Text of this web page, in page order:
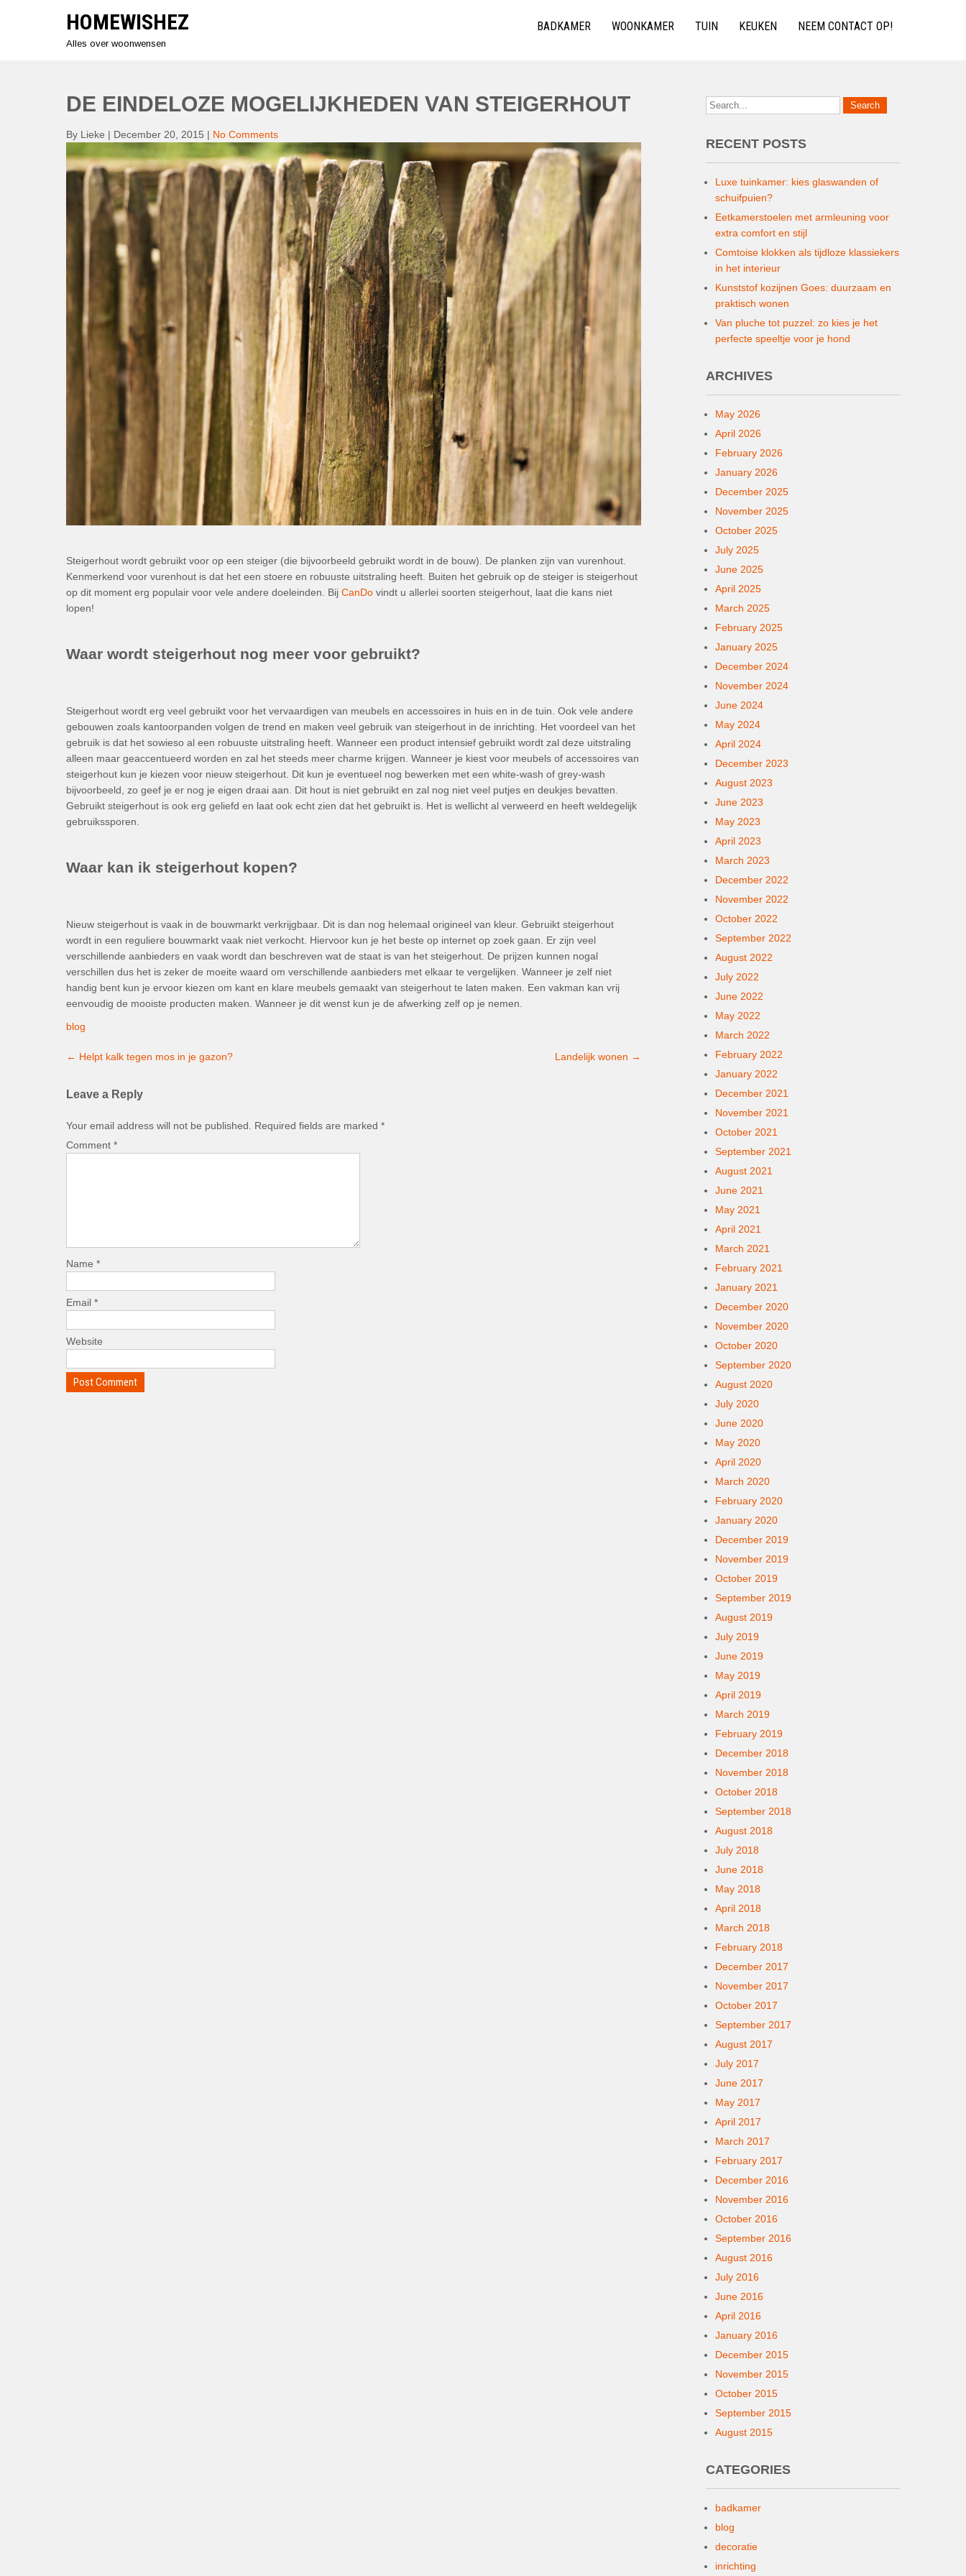
HOMEWISHEZ
Alles over woonwensen
BADKAMER WOONKAMER TUIN KEUKEN NEEM CONTACT OP!
DE EINDELOZE MOGELIJKHEDEN VAN STEIGERHOUT
By Lieke | December 20, 2015 | No Comments
Steigerhout wordt gebruikt voor op een steiger (die bijvoorbeeld gebruikt wordt in de bouw). De planken zijn van vurenhout.
Kenmerkend voor vurenhout is dat het een stoere en robuuste uitstraling heeft. Buiten het gebruik op de steiger is steigerhout
op dit moment erg populair voor vele andere doeleinden. Bij CanDo vindt u allerlei soorten steigerhout, laat die kans niet
lopen!
Waar wordt steigerhout nog meer voor gebruikt?
Steigerhout wordt erg veel gebruikt voor het vervaardigen van meubels en accessoires in huis en in de tuin. Ook vele andere
gebouwen zoals kantoorpanden volgen de trend en maken veel gebruik van steigerhout in de inrichting. Het voordeel van het
gebruik is dat het sowieso al een robuuste uitstraling heeft. Wanneer een product intensief gebruikt wordt zal deze uitstraling
alleen maar geaccentueerd worden en zal het steeds meer charme krijgen. Wanneer je kiest voor meubels of accessoires van
steigerhout kun je kiezen voor nieuw steigerhout. Dit kun je eventueel nog bewerken met een white-wash of grey-wash
bijvoorbeeld, zo geef je er nog je eigen draai aan. Dit hout is niet gebruikt en zal nog niet veel putjes en deukjes bevatten.
Gebruikt steigerhout is ook erg geliefd en laat ook echt zien dat het gebruikt is. Het is wellicht al verweerd en heeft weldegelijk
gebruikssporen.
Waar kan ik steigerhout kopen?
Nieuw steigerhout is vaak in de bouwmarkt verkrijgbaar. Dit is dan nog helemaal origineel van kleur. Gebruikt steigerhout
wordt in een reguliere bouwmarkt vaak niet verkocht. Hiervoor kun je het beste op internet op zoek gaan. Er zijn veel
verschillende aanbieders en vaak wordt dan beschreven wat de staat is van het steigerhout. De prijzen kunnen nogal
verschillen dus het is zeker de moeite waard om verschillende aanbieders met elkaar te vergelijken. Wanneer je zelf niet
handig bent kun je ervoor kiezen om kant en klare meubels gemaakt van steigerhout te laten maken. Een vakman kan vrij
eenvoudig de mooiste producten maken. Wanneer je dit wenst kun je de afwerking zelf op je nemen.
blog
navigation
← Helpt kalk tegen mos in je gazon? Landelijk wonen →
Leave a Reply
Your email address will not be published. Required fields are marked *
Comment *
Name *
Email *
Website
RECENT POSTS
Luxe tuinkamer: kies glaswanden of
schuifpuien?
Eetkamerstoelen met armleuning voor
extra comfort en stijl
Comtoise klokken als tijdloze klassiekers
in het interieur
Kunststof kozijnen Goes: duurzaam en
praktisch wonen
Van pluche tot puzzel: zo kies je het
perfecte speeltje voor je hond
ARCHIVES
May 2026
April 2026
February 2026
January 2026
December 2025
November 2025
October 2025
July 2025
June 2025
April 2025
March 2025
February 2025
January 2025
December 2024
November 2024
June 2024
May 2024
April 2024
December 2023
August 2023
June 2023
May 2023
April 2023
March 2023
December 2022
November 2022
October 2022
September 2022
August 2022
July 2022
June 2022
May 2022
March 2022
February 2022
January 2022
December 2021
November 2021
October 2021
September 2021
August 2021
June 2021
May 2021
April 2021
March 2021
February 2021
January 2021
December 2020
November 2020
October 2020
September 2020
August 2020
July 2020
June 2020
May 2020
April 2020
March 2020
February 2020
January 2020
December 2019
November 2019
October 2019
September 2019
August 2019
July 2019
June 2019
May 2019
April 2019
March 2019
February 2019
December 2018
November 2018
October 2018
September 2018
August 2018
July 2018
June 2018
May 2018
April 2018
March 2018
February 2018
December 2017
November 2017
October 2017
September 2017
August 2017
July 2017
June 2017
May 2017
April 2017
March 2017
February 2017
December 2016
November 2016
October 2016
September 2016
August 2016
July 2016
June 2016
April 2016
January 2016
December 2015
November 2015
October 2015
September 2015
August 2015
CATEGORIES
badkamer
blog
decoratie
inrichting